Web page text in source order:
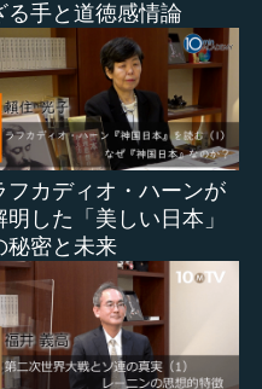
る手と道徳感情論
フカディオ・ハーンが
明した「美しい日本」
秘密と未来